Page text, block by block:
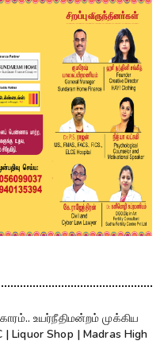
உயர்நீதிமன்றம் முக்கிய
| Liquor Shop | Madras High